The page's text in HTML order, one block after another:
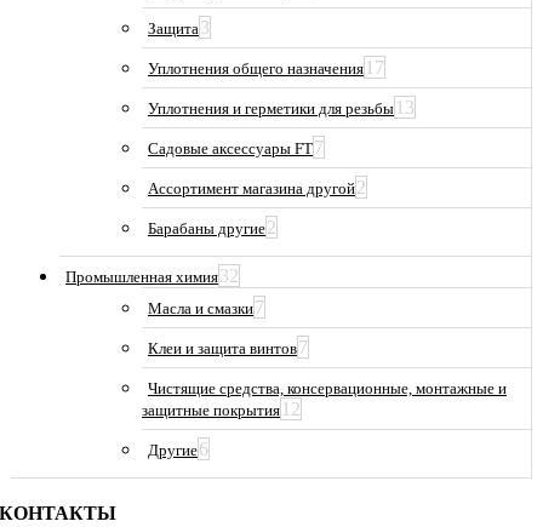
Защита3
Уплотнения общего назначения 17
Уплотнения и герметики для резьбы 13
Садовые аксессуары FT7
Ассортимент магазина другой2
Барабаны другие2
Промышленная химия32
Масла и смазки7
Клеи и защита винтов7
Чистящие средства, консервационные, монтажные и
защитные покрытия 12
Другие6
КОНТАКТЫ